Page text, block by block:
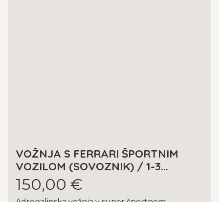
VOŽNJA S FERRARI ŠPORTNIM
VOZILOM (SOVOZNIK) / 1-3...
150,00 €